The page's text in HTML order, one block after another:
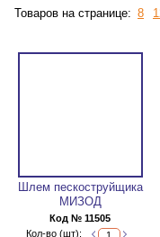
Товаров на странице: 8
Шлем пескоструйщика
МИЗОД
Код № 11505
Кол-во (шт):